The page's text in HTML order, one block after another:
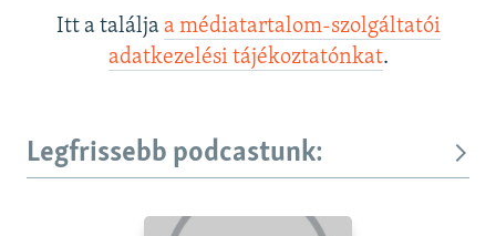
Itt a találja a médiatartalom-szolgáltatói
adatkezelési tájékoztatónkat.
Legfrissebb podcastunk: